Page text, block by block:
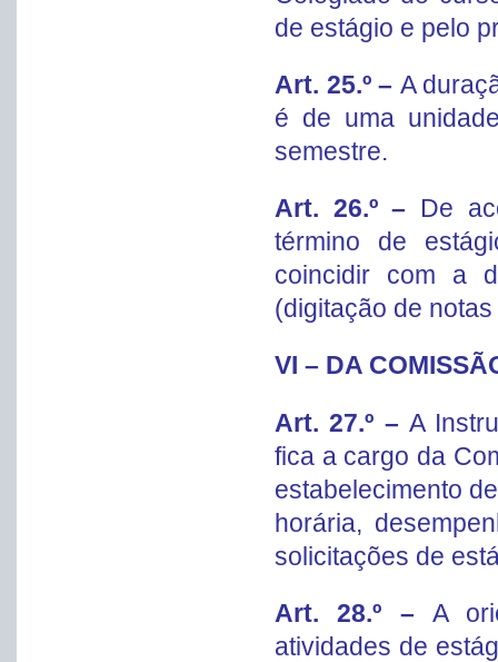
de estágio e pelo
Art. 25.º – A
é de uma
semestre.
Art. 26.º – De
término de
coincidir com a
(digitação de
VI – DA
Art. 27.º –A
fica a cargo da
estabelecimento
horária,
solicitações de
Art. 28.º – A
atividades de